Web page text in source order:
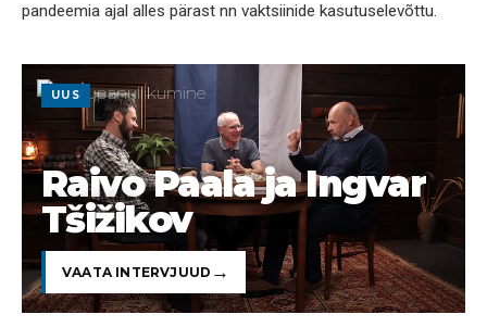
pandeemia ajal alles pärast nn vaktsiinide kasutuselevõttu.
UUS
Raivo Paala ja Ingvar
Tšižikov
VAATA INTERVJUUD